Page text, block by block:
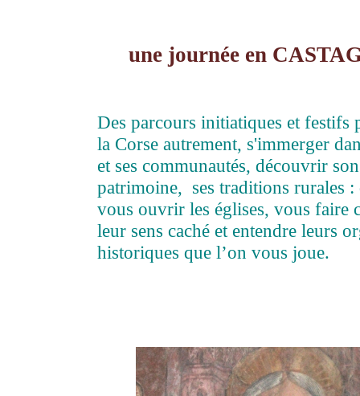
une journée en
Des parcours initiatiques et festifs
la Corse autrement, s'immerger
et ses communautés, découvrir
patrimoine, ses traditions rurales :
vous ouvrir les églises, vous faire
leur sens caché et entendre leurs
historiques que l’on vous joue.